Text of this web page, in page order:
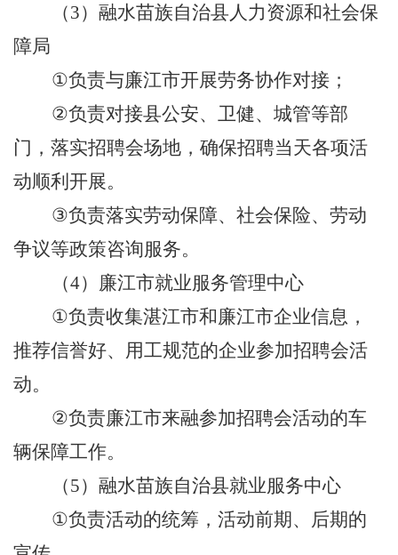
（3） 融水苗族自治县人力资源和社会保
障局
①负责与廉江市开展劳务协作对接；
②负责对接县公安、卫健、城管等部
门，落实招聘会场地， 确保招聘当天各项活
动顺利开展。
③负责落实劳动保障、社会保险、劳动
争议等政策咨询服务。
（4） 廉江市就业服务管理中心
①负责收集湛江市和廉江市企业信息，
推荐信誉好、用工规范的企业参加招聘会活
动。
②负责廉江市来融参加招聘会活动的车
辆保障工作。
（5） 融水苗族自治县就业服务中心
①负责活动的统筹 ， 活动前期、后期的